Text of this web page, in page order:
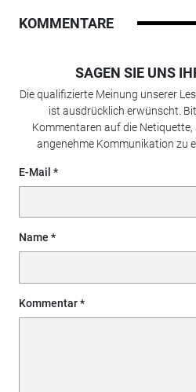
KOMMENTARE
SAGEN SIE UNS
Die qualifizierte Meinung unserer
ist ausdrücklich erwünscht.
Kommentaren auf die Netiquette,
angenehme Kommunikation zu
E-Mail
Name
Kommentar